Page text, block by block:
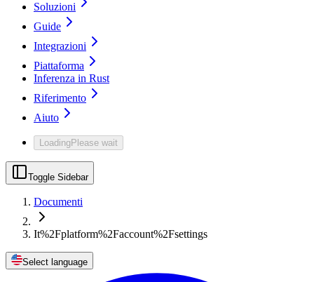
Soluzioni
Guide
Integrazioni
Piattaforma
Inferenza in Rust
Riferimento
Aiuto
LoadingPlease wait
Toggle Sidebar
Documenti
It%2Fplatform%2Faccount%2Fsettings
Select language